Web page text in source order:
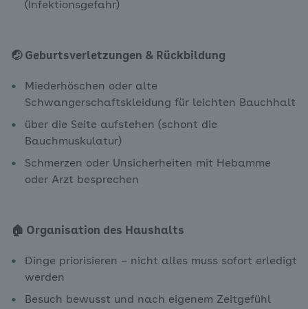
(Infektionsgefahr)
🤕 Geburtsverletzungen & Rückbildung
Miederhöschen oder alte
Schwangerschaftskleidung für leichten Bauchhalt
über die Seite aufstehen (schont die
Bauchmuskulatur)
Schmerzen oder Unsicherheiten mit Hebamme
oder Arzt besprechen
🏠 Organisation des Haushalts
Dinge priorisieren – nicht alles muss sofort erledigt
werden
Besuch bewusst und nach eigenem Zeitgefühl